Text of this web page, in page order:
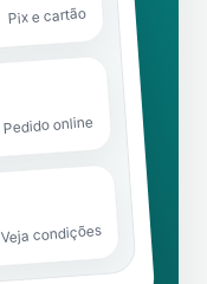
Pix e cartão
Pedido online
Veja condições